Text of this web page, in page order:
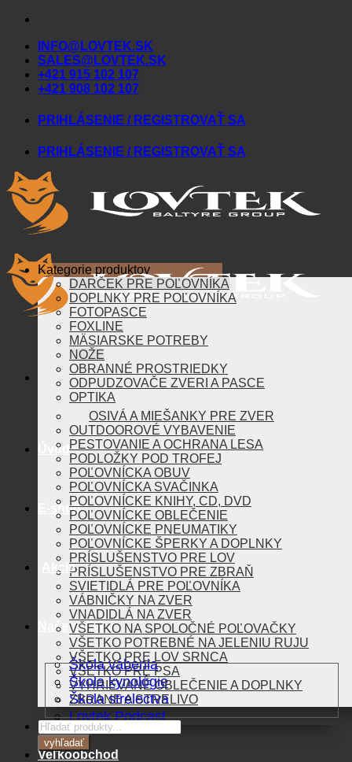
Skip
contentINFO@LOVTEK.SK
SALES@LOVTEK.SK
+421 915 102 107
+421 908 102 107
PRIHLÁSENIE / REGISTROVAŤ SA
PRIHLÁSENIE / REGISTROVAŤ SA
Úvod
E-shop
Akcie
Naše aktivity
Škola vábenia
Škola kynológie
Škola strelectva
Lovtek Podcast
Veľkoobchod
Kategorie produktov
DARČEK PRE POĽOVNÍKA
DOPLNKY PRE POĽOVNÍKA
FOTOPASCE
FOXLINE
MÄSIARSKE POTREBY
NOŽE
OBRANNÉ PROSTRIEDKY
ODPUDZOVAČE ZVERI A PASCE
OPTIKA
OSIVÁ A MIEŠANKY PRE ZVER
OUTDOOROVÉ VYBAVENIE
PESTOVANIE A OCHRANA LESA
PODLOŽKY POD TROFEJ
POĽOVNÍCKA OBUV
POĽOVNÍCKA SVAČINKA
POĽOVNÍCKE KNIHY, CD, DVD
POĽOVNÍCKE OBLEČENIE
POĽOVNÍCKE PNEUMATIKY
POĽOVNÍCKE ŠPERKY A DOPLNKY
PRÍSLUŠENSTVO PRE LOV
PRÍSLUŠENSTVO PRE ZBRAŇ
SVIETIDLÁ PRE POĽOVNÍKA
VÁBNIČKY NA ZVER
VNADIDLÁ NA ZVER
VŠETKO NA SPOLOČNÉ POĽOVAČKY
VŠETKO POTREBNÉ NA JELENIU RUJU
VŠETKO PRE LOV SRNCA
VŠETKO PRE PSA
VYHRIEVANÉ OBLEČENIE A DOPLNKY
ZBRANE A STRELIVO
Products
search
vyhľadať